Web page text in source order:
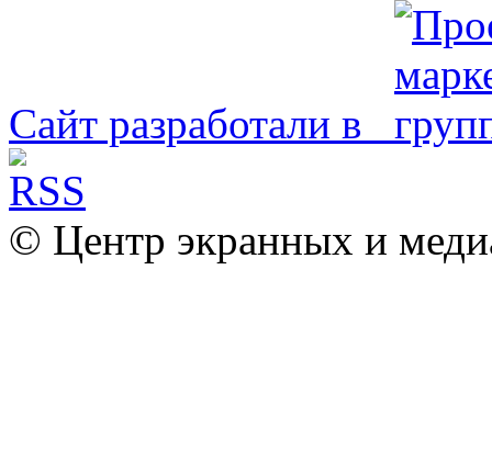
Сайт разработали в
© Центр экранных и